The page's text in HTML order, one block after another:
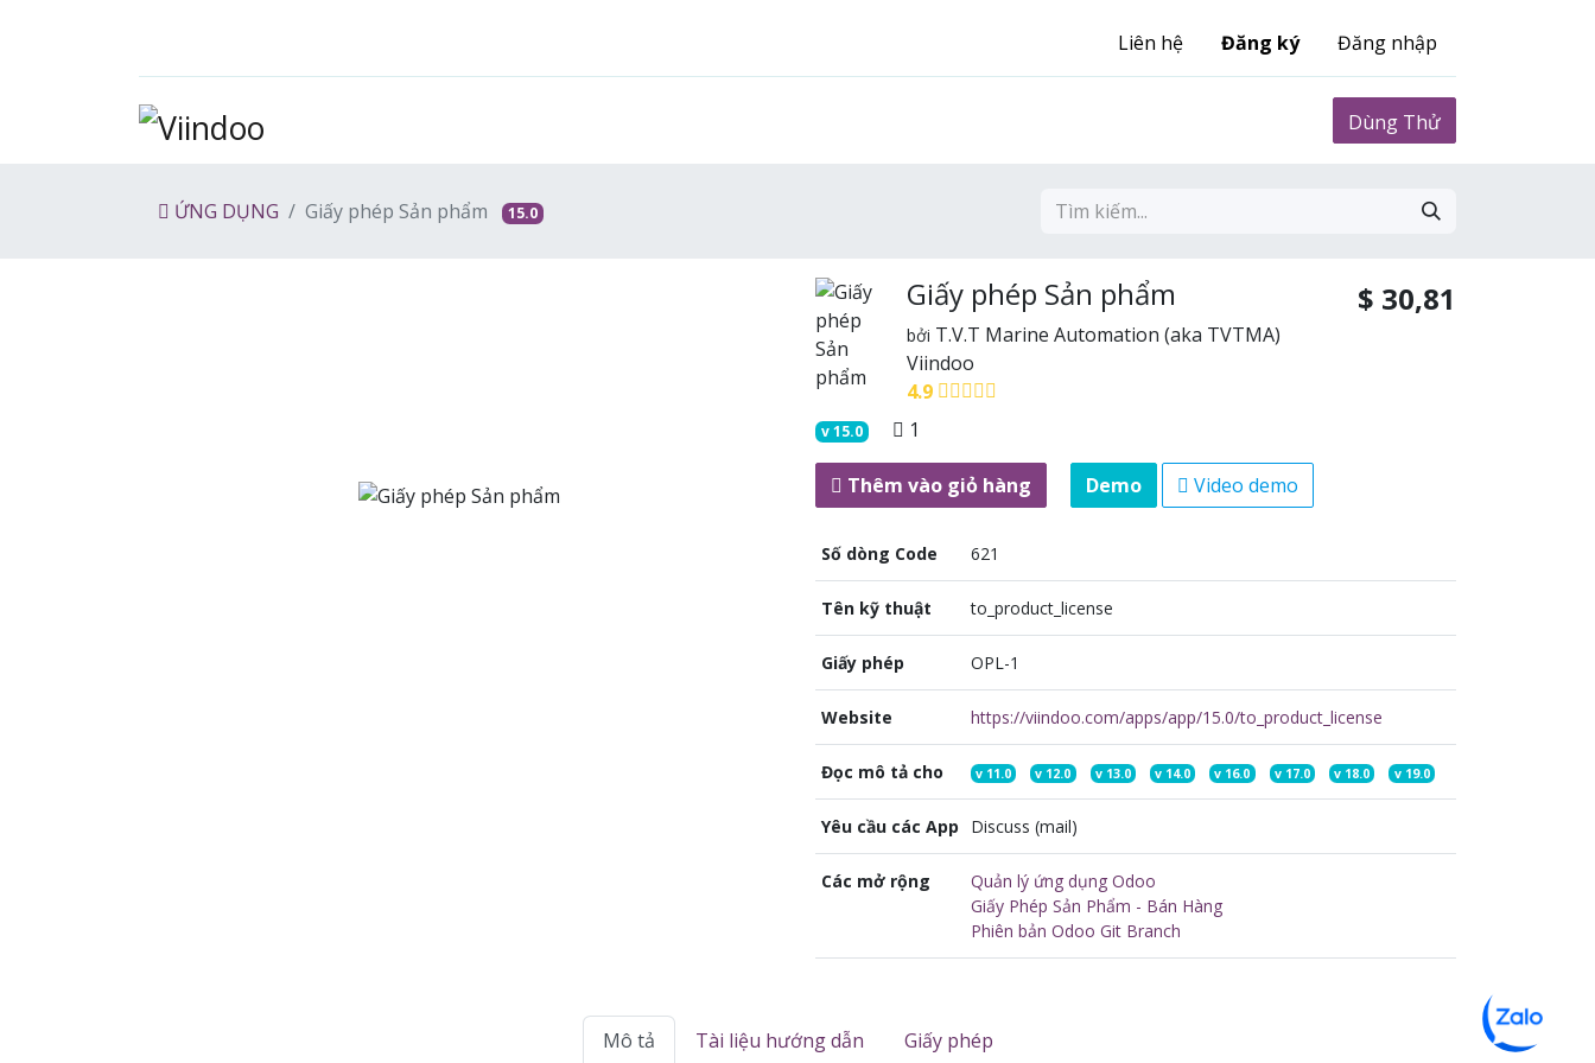
Liên hệ Đăng ký Đăng nhập
Dùng Thử
ỨNG DỤNG Giấy phép Sản phẩm 15.0
Giấy phép Sản phẩm
bởi T.V.T Marine Automation (aka TVTMA)
Viindoo
4.9
$ 30,81
v15.0 1
Thêm vào giỏ hàng Demo Video demo
Số dòng Code 621
Tên kỹ thuật to_product_license
Giấy phép OPL-1
Website https://viindoo.com/apps/app/15.0/to_product_license
Đọc mô tả cho v 11.0 v 12.0 v 13.0 v 14.0 v 16.0 v 17.0 v 18.0 v 19.0
Yêu cầu các App Discuss (mail)
Các mở rộng
Quản lý ứng dụng Odoo
Giấy Phép Sản Phẩm - Bán Hàng
Phiên bản Odoo Git Branch
Mô tả Tài liệu hướng dẫn Giấy phép